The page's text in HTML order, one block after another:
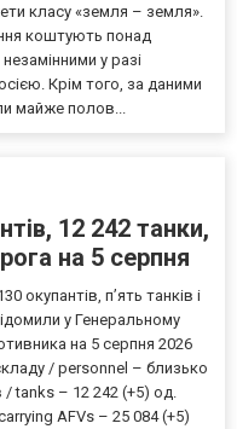
класу «земля – земля».
коштують понад
у разі
Крім того, за даними
майже полов...
12 242 танки,
на 5 серпня
окупантів, пʼять танків і
у Генеральному
на 5 серпня 2026
/ personnel – близько
/ tanks – 12 242 (+5) од.
AFVs – 25 084 (+5)